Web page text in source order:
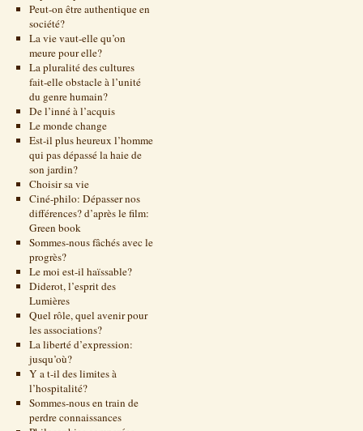
Peut-on être authentique en
société?
La vie vaut-elle qu’on
meure pour elle?
La pluralité des cultures
fait-elle obstacle à l’unité
du genre humain?
De l’inné à l’acquis
Le monde change
Est-il plus heureux l’homme
qui pas dépassé la haie de
son jardin?
Choisir sa vie
Ciné-philo: Dépasser nos
différences? d’après le film:
Green book
Sommes-nous fâchés avec le
progrès?
Le moi est-il haïssable?
Diderot, l’esprit des
Lumières
Quel rôle, quel avenir pour
les associations?
La liberté d’expression:
jusqu’où?
Y a t-il des limites à
l’hospitalité?
Sommes-nous en train de
perdre connaissances